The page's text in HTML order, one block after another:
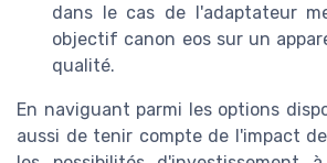
dans le cas de l'adaptateur
objectif canon eos sur un
qualité.
En naviguant parmi les options
aussi de tenir compte de l'impact